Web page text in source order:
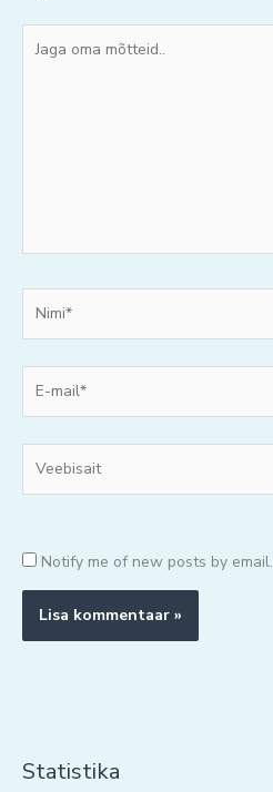
oma
mail*
Notify me of new posts by email.
Statistika